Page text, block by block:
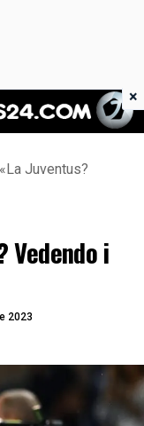
Juventus?
Vedendo i
2023
×